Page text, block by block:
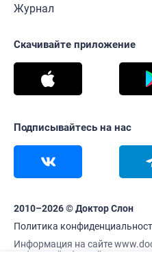
Журнал
Скачивайте приложение
Подписывайтесь на нас
2010–2026 © Доктор Слон
Политика
Информация на сайте